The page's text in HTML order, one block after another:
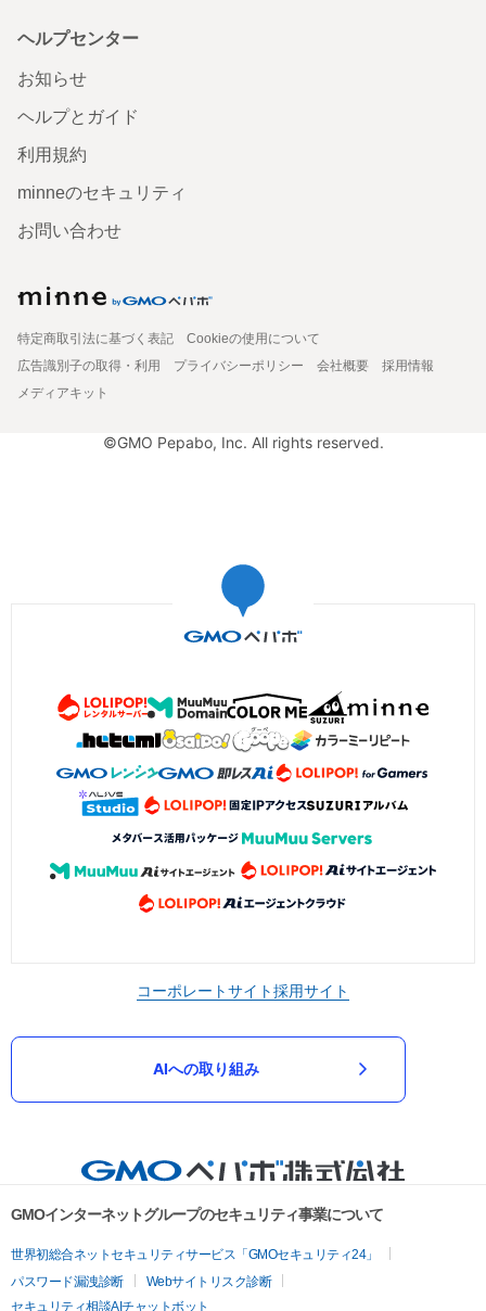
ヘルプセンター
お知らせ
ヘルプとガイド
利用規約
minneのセキュリティ
お問い合わせ
特定商取引法に基づく表記
Cookieの使用について
広告識別子の取得・利用
プライバシーポリシー 会社概要
採用情報
メディアキット
©GMO Pepabo, Inc. All rights reserved.
コーポレートサイト採用サイト
AIへの取り組み
GMOインターネットグループのセキュリティ事業について
世界初総合ネットセキュリティサービス「GMOセキュリティ24」
パスワード漏洩診断
Webサイトリスク診断
セキュリティ相談AIチャットボット